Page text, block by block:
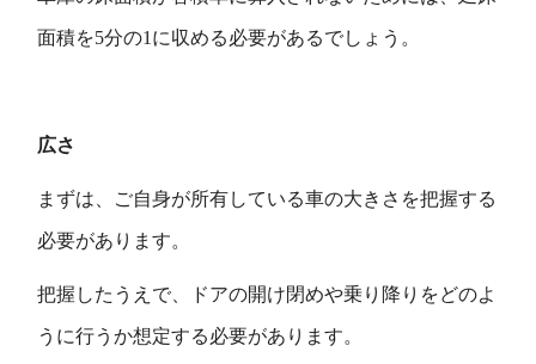
面積を5分の1に収める必要があるでしょう。
広さ
まずは、ご自身が所有している車の大きさを把握する
必要があります。
把握したうえで、ドアの開け閉めや乗り降りをどのよ
うに行うか想定する必要があります。